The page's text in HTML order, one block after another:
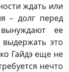
ждать или
– долг перед
ее
это
Гайдэ еще не
нечто